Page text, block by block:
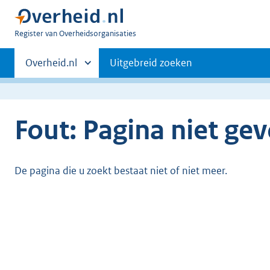
U
Register van Overheidsorganisaties
Primaire
navigatie
Andere
sites
Overheid.nl Uitgebreid zoeken
Fout: Pagina niet
De pagina die u zoekt bestaat niet of niet meer.